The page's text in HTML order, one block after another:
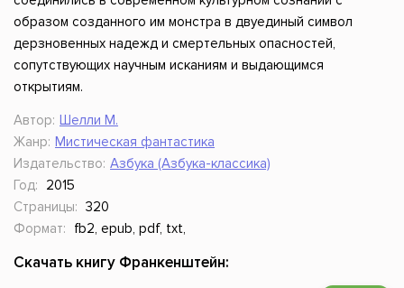
образом созданного им монстра в двуединый символ
дерзновенных надежд и смертельных опасностей,
сопутствующих научным исканиям и выдающимся
открытиям.
Автор: Шелли М.
Жанр: Мистическая фантастика
Издательство: Азбука (Азбука-классика)
Год:
2015
Страницы: 320
Формат:
fb2, epub, pdf, txt,
Скачать книгу Франкенштейн: